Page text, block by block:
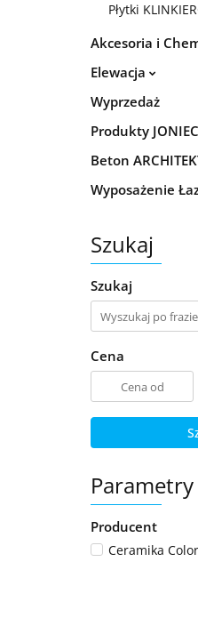
Płytki
Akcesoria i
Elewacja
Wyprzedaż
Produkty JONIEC
Beton
Wyposażenie
Szukaj
Szukaj
Cena
Parametry
Producent
Ceramika Color